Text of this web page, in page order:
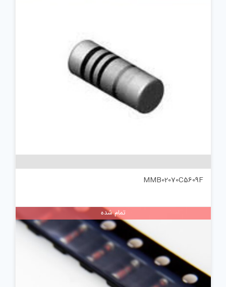
MMB02070C5609F
تمام شده